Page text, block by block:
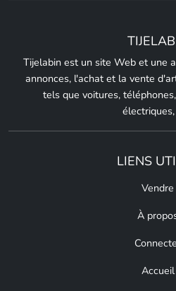
Tijelabin est un site Web et une
annonces, l'achat et la vente
tels que voitures,
LIENS
Vendre
À
Accueil